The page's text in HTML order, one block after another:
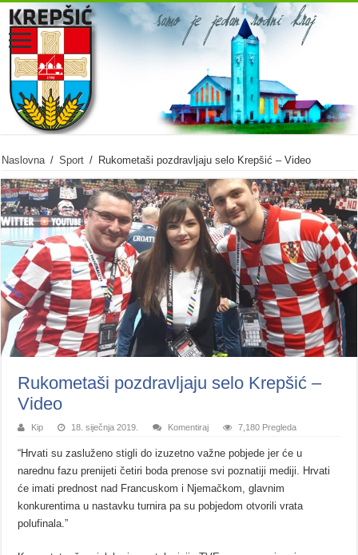
Naslovna / Sport / Rukometaši pozdravljaju selo Krepšić – Video
Rukometaši pozdravljaju selo Krepšić –
Video
Kip 18. siječnja 2019. Komentiraj 7,180 Pregleda
“Hrvati su zasluženo stigli do izuzetno važne pobjede jer će u
narednu fazu prenijeti četiri boda prenose svi poznatiji mediji. Hrvati
će imati prednost nad Francuskom i Njemačkom, glavnim
konkurentima u nastavku turnira pa su pobjedom otvorili vrata
polufinala.”